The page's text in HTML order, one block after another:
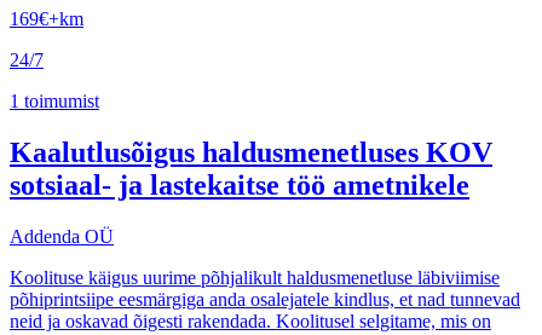
169€+km
24/7
1 toimumist
Kaalutlusõigus haldusmenetluses KOV
sotsiaal- ja lastekaitse töö ametnikele
Addenda OÜ
Koolituse käigus uurime põhjalikult haldusmenetluse läbiviimise
põhiprintsiipe eesmärgiga anda osalejatele kindlus, et nad tunnevad
neid ja oskavad õigesti rakendada. Koolitusel selgitame, mis on